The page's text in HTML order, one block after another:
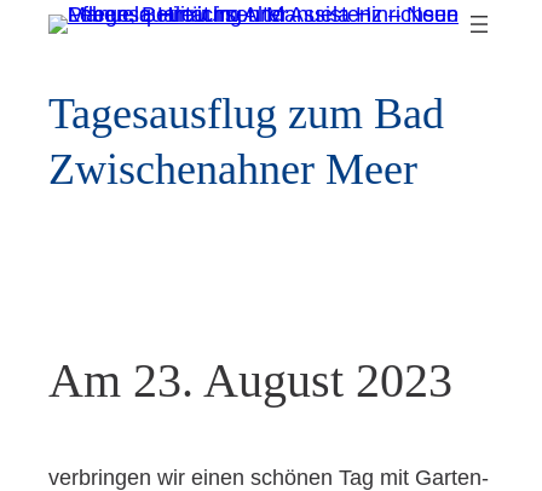
Zum
springenTages­aus­flug zum Bad
Zwi­schen­ah­ner Meer
Am 23. August 2023
ver­brin­gen wir einen schö­nen Tag mit Gar­ten­